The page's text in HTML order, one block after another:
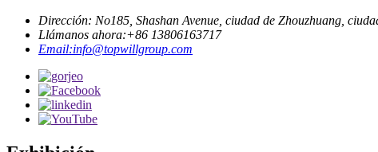
Dirección: No185, Shashan Avenue, ciudad de Zhouzhuang,
Llámanos ahora:+86 13806163717
Email:info@topwillgroup.com